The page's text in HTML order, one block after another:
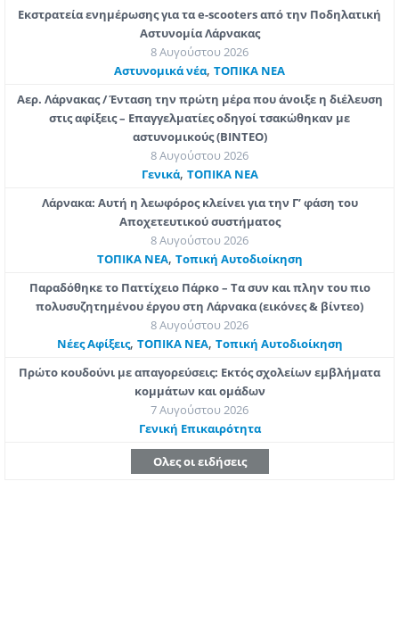
Εκστρατεία ενημέρωσης για τα e-scooters από την Ποδηλατική
Αστυνομία Λάρνακας
8 Αυγούστου 2026
Aστυνομικά νέα, ΤΟΠΙΚΑ ΝΕΑ
Αερ. Λάρνακας / Ένταση την πρώτη μέρα που άνοιξε η διέλευση
στις αφίξεις – Επαγγελματίες οδηγοί τσακώθηκαν με
αστυνομικούς (ΒΙΝΤΕΟ)
8 Αυγούστου 2026
Γενικά, ΤΟΠΙΚΑ ΝΕΑ
Λάρνακα: Αυτή η λεωφόρος κλείνει για την Γ’ φάση του
Αποχετευτικού συστήματος
8 Αυγούστου 2026
ΤΟΠΙΚΑ ΝΕΑ, Τοπική Αυτοδιοίκηση
Παραδόθηκε το Παττίχειο Πάρκο – Τα συν και πλην του πιο
πολυσυζητημένου έργου στη Λάρνακα (εικόνες & βίντεο)
8 Αυγούστου 2026
Νέες Αφίξεις, ΤΟΠΙΚΑ ΝΕΑ, Τοπική Αυτοδιοίκηση
Πρώτο κουδούνι με απαγορεύσεις: Εκτός σχολείων εμβλήματα
κομμάτων και ομάδων
7 Αυγούστου 2026
Γενική Επικαιρότητα
Ολες οι ειδήσεις